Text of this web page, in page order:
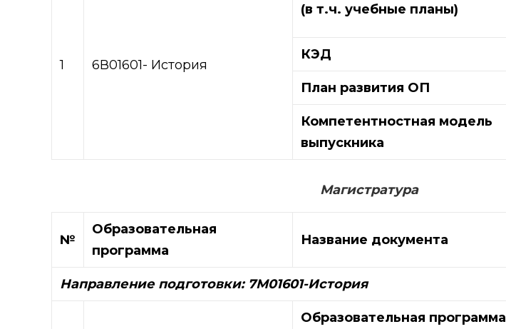
1 6В01601- История
(в т.ч. учебные планы)
КЭД
План развития ОП
Компетентностная модель
выпускника
Магистратура
№
Образовательная
программа
Название документа
Направление подготовки: 7М01601-История
Образовательная программа